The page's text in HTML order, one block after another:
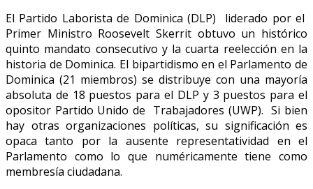
El Partido Laborista de Dominica (DLP) liderado por el
Primer Ministro Roosevelt Skerrit obtuvo un histórico
quinto mandato consecutivo y la cuarta reelección en la
historia de Dominica. El bipartidismo en el Parlamento de
Dominica (21 miembros) se distribuye con una mayoría
absoluta de 18 puestos para el DLP y 3 puestos para el
opositor Partido Unido de Trabajadores (UWP). Si bien
hay otras organizaciones políticas, su significación es
opaca tanto por la ausente representatividad en el
Parlamento como lo que numéricamente tiene como
membresía ciudadana.